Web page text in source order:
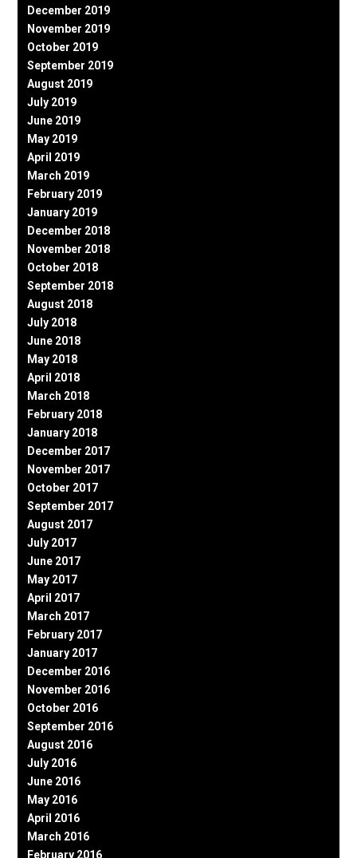
December 2019
November 2019
October 2019
September 2019
August 2019
July 2019
June 2019
May 2019
April 2019
March 2019
February 2019
January 2019
December 2018
November 2018
October 2018
September 2018
August 2018
July 2018
June 2018
May 2018
April 2018
March 2018
February 2018
January 2018
December 2017
November 2017
October 2017
September 2017
August 2017
July 2017
June 2017
May 2017
April 2017
March 2017
February 2017
January 2017
December 2016
November 2016
October 2016
September 2016
August 2016
July 2016
June 2016
May 2016
April 2016
March 2016
February 2016